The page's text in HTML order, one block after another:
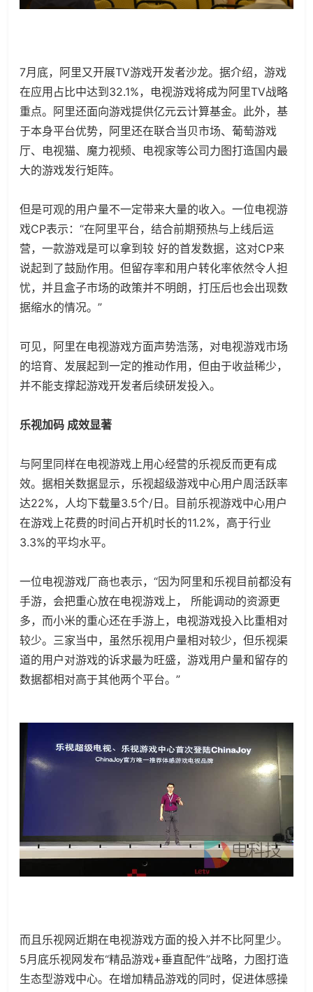
7月底，阿里又开展TV游戏开发者沙龙。据介绍，游戏
在应用占比中达到32.1%，电视游戏将成为阿里TV战略
重点。阿里还面向游戏提供亿元云计算基金。此外，基
于本身平台优势，阿里还在联合当贝市场、葡萄游戏
厅、电视猫、魔力视频、电视家等公司力图打造国内最
大的游戏发行矩阵。
但是可观的用户量不一定带来大量的收入。一位电视游
戏CP表示：“在阿里平台，结合前期预热与上线后运
营，一款游戏是可以拿到较 好的首发数据，这对CP来
说起到了鼓励作用。但留存率和用户转化率依然令人担
忧，并且盒子市场的政策并不明朗，打压后也会出现数
据缩水的情况。”
可见，阿里在电视游戏方面声势浩荡，对电视游戏市场
的培育、发展起到一定的推动作用，但由于收益稀少，
并不能支撑起游戏开发者后续研发投入。
乐视加码 成效显著
与阿里同样在电视游戏上用心经营的乐视反而更有成
效。据相关数据显示，乐视超级游戏中心用户周活跃率
达22%，人均下载量3.5个/日。目前乐视游戏中心用户
在游戏上花费的时间占开机时长的11.2%，高于行业
3.3%的平均水平。
一位电视游戏厂商也表示，“因为阿里和乐视目前都没有
手游，会把重心放在电视游戏上， 所能调动的资源更
多，而小米的重心还在手游上，电视游戏投入比重相对
较少。三家当中，虽然乐视用户量相对较少，但乐视渠
道的用户对游戏的诉求最为旺盛，游戏用户量和留存的
数据都相对高于其他两个平台。”
而且乐视网近期在电视游戏方面的投入并不比阿里少。
5月底乐视网发布“精品游戏+垂直配件”战略，力图打造
生态型游戏中心。在增加精品游戏的同时，促进体感操